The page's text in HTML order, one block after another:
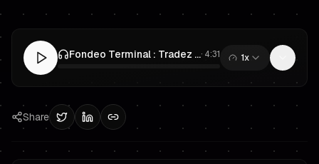
Fondeo Terminal : Tradez Directement sur Fondeo — Sans Plateformes Externes· 4:31 1x
0:00 /
Share